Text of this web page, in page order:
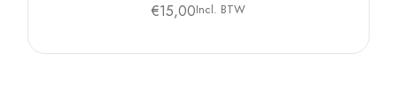
€15,00Incl. BTW